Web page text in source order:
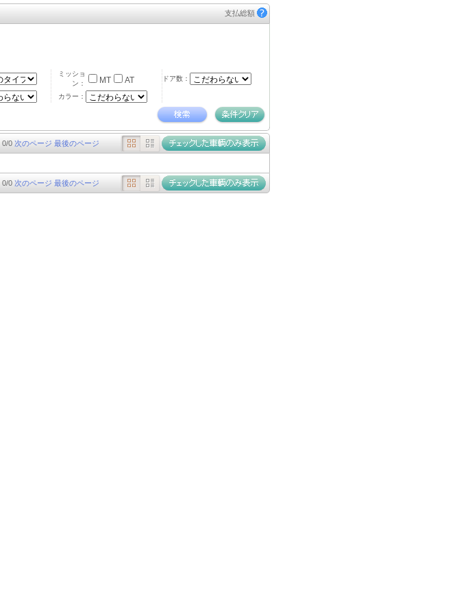
支払総額
ミッショ
ン：
MT AT ドア数：
カラー：
0/0 次のページ 最後のページ
0/0 次のページ 最後のページ